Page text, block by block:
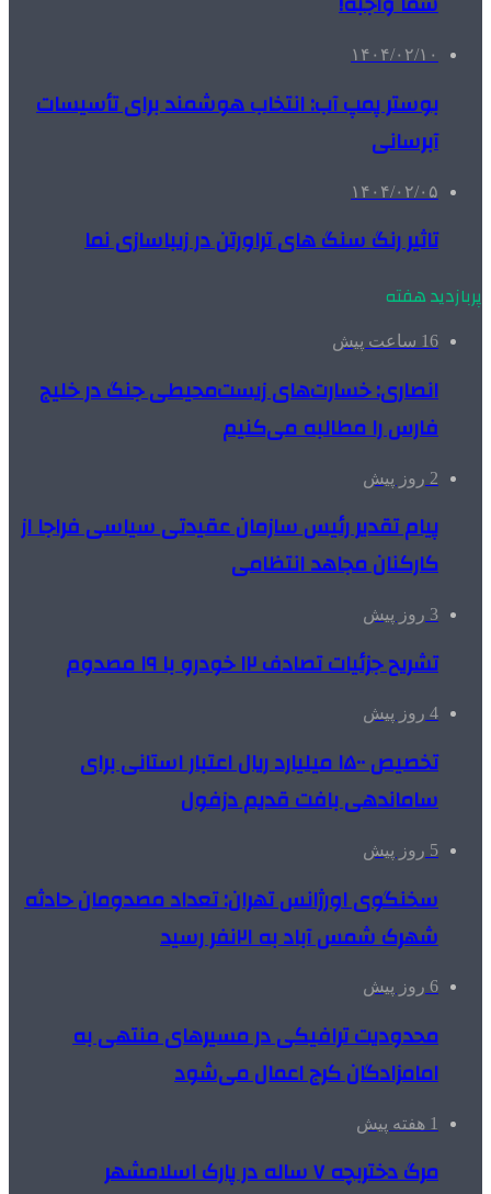
۱۴۰۴/۰۲/۱۰
بوستر پمپ آب: انتخاب هوشمند برای تأسیسات
آبرسانی
۱۴۰۴/۰۲/۰۵
تاثیر رنگ سنگ های تراورتن در زیباسازی نما
پربازدید هفته
16 ساعت پیش
انصاری: خسارت‌های زیست‌محیطی جنگ در خلیج
فارس را مطالبه‌ می‌کنیم
2 روز پیش
پیام تقدیر رئیس سازمان عقیدتی سیاسی فراجا از
کارکنان مجاهد انتظامی
3 روز پیش
تشریح جزئیات تصادف ۱۲ خودرو با ۱۹ مصدوم
4 روز پیش
تخصیص ۱۵۰۰ میلیارد ریال اعتبار استانی برای
ساماندهی بافت قدیم دزفول
5 روز پیش
سخنگوی اورژانس تهران: تعداد مصدومان حادثه
شهرک شمس آباد به ۲۱نفر رسید
6 روز پیش
محدودیت ترافیکی در مسیرهای منتهی به
امامزادگان کرج اعمال می‌شود
1 هفته پیش
مرگ دختربچه ۷ ساله در پارک اسلامشهر